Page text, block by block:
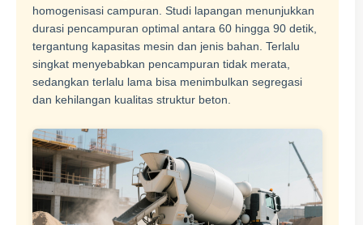
homogenisasi campuran. Studi lapangan menunjukkan
durasi pencampuran optimal antara 60 hingga 90 detik,
tergantung kapasitas mesin dan jenis bahan. Terlalu
singkat menyebabkan pencampuran tidak merata,
sedangkan terlalu lama bisa menimbulkan segregasi
dan kehilangan kualitas struktur beton.